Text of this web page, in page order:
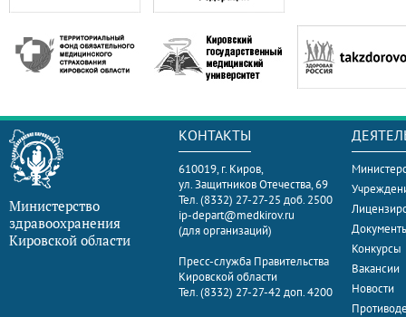
Министерство
здравоохранения
Кировской области
КОНТАКТЫ
610019, г. Киров,
ул. Защитников Отечества, 69
Тел. (8332) 27-27-25 доб. 2500
ip-depart@medkirov.ru
(для организаций)
Пресс-служба Правительства
Кировской области
Тел. (8332) 27-27-42 доп. 4200
Конкурсы
Вакансии
Новости